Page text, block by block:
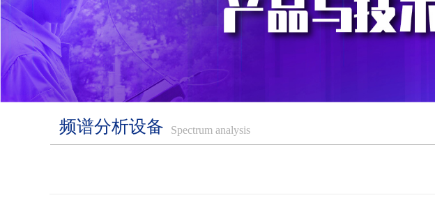
频谱分析设备 Spectrum analysis